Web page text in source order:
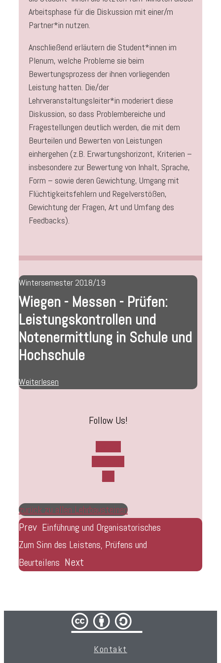
Arbeitsphase für die Diskussion mit einer/m
Partner*in nutzen.
Anschließend erläutern die Student*innen im
Plenum, welche Probleme sie beim
Bewertungsprozess der ihnen vorliegenden
Leistung hatten. Die/der
Lehrveranstaltungsleiter*in moderiert diese
Diskussion, so dass Problembereiche und
Fragestellungen deutlich werden, die mit dem
Beurteilen und Bewerten von Leistungen
einhergehen (z.B. Erwartungshorizont, Kriterien –
insbesondere zur Bewertung von Inhalt, Sprache,
Form – sowie deren Gewichtung, Umgang mit
Flüchtigkeitsfehlern und Regelverstößen,
Gewichtung der Fragen, Art und Umfang des
Feedbacks).
Wintersemester 2018/19
Wiegen - Messen - Prüfen:
Leistungskontrollen und
Notenermittlung in Schule und
Hochschule
Weiterlesen
Follow Us!
zurück zu allen Lehrbausteinen
Prev Einführung und Organisatorisches
Zum Sinn des Leistens, Prüfens und
Beurteilens Next
cba/
Kontakt